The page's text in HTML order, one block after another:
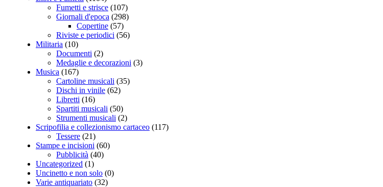
Fumetti e strisce (107)
Giornali d'epoca (298)
Copertine (57)
Riviste e periodici (56)
Militaria (10)
Documenti (2)
Medaglie e decorazioni (3)
Musica (167)
Cartoline musicali (35)
Dischi in vinile (62)
Libretti (16)
Spartiti musicali (50)
Strumenti musicali (2)
Scripofilia e collezionismo cartaceo (117)
Tessere (21)
Stampe e incisioni (60)
Pubblicità (40)
Uncategorized (1)
Uncinetto e non solo (0)
Varie antiquariato (32)